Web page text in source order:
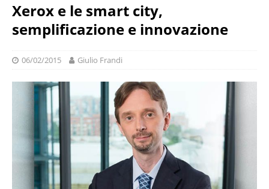
Xerox e le smart city,
semplificazione e innovazione
06/02/2015 Giulio Frandi